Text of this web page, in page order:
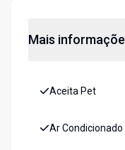
Mais
Aceita Pet
Ar Condicionado